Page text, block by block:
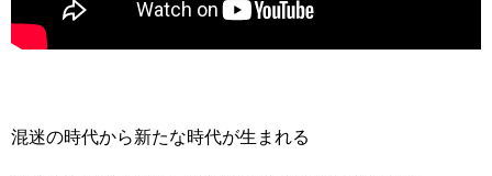
混迷の時代から新たな時代が生まれる